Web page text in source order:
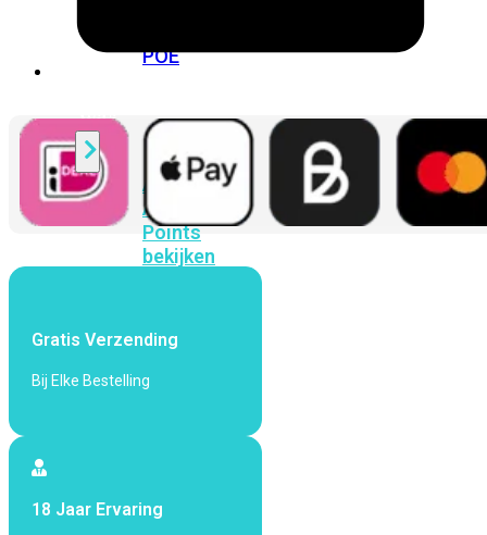
POE
WiFi
Alle
Access
Points
bekijken
Generatie
Wi-
Fi
Gratis Verzending
Bij Elke Bestelling
18 Jaar Ervaring